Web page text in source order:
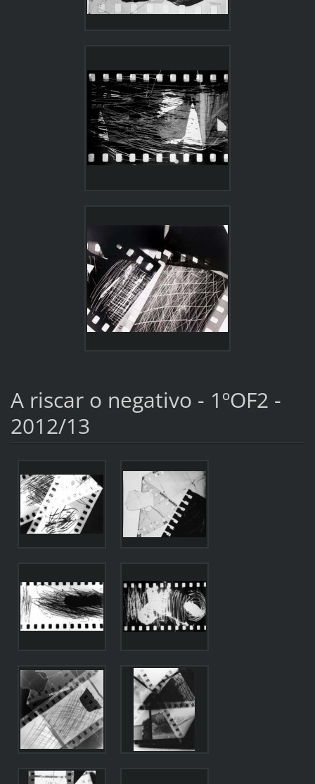
A riscar o negativo - 1ºOF2 -
2012/13